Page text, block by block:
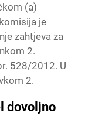
(a)
je
zahtjeva za
2.
528/2012. U
2.
dovoljno